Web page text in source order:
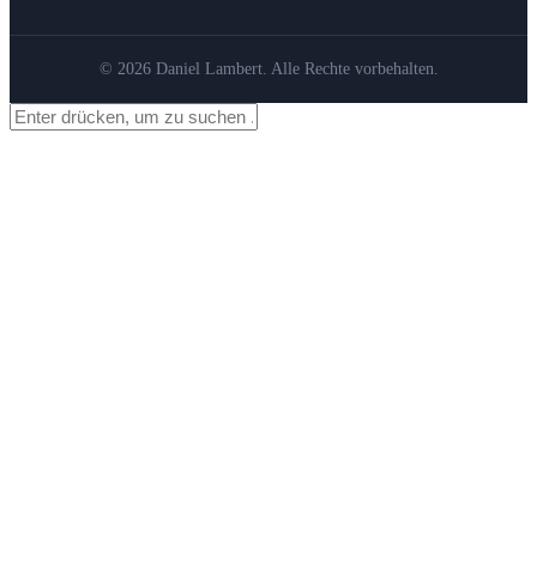
© 2026 Daniel Lambert. Alle Rechte vorbehalten.